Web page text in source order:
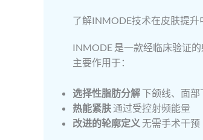
了解INMODE技术在皮肤提升
INMODE 是一款经临床验证
主要作用于：
选择性脂肪分解 下颌线、面
热能紧肤通过受控射频能量
改进的轮廓定义 无需手术干预